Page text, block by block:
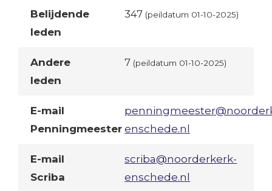
Belijdende
leden
347 (peildatum 01-10-2025)
Andere
leden
7 (peildatum 01-10-2025)
E-mail
Penningmeester enschede.nl
E-mail
Scriba
scriba@noorderkerk-
enschede.nl